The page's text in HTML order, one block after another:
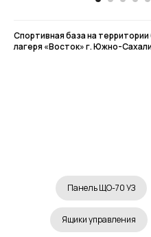
Спортивная база на
лагеря «Восток» г. Южно-
Панель ЩО-70 УЗ
Ящики управления